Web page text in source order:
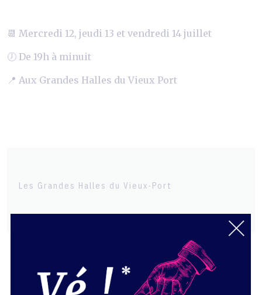
📆 Mercredi 12, jeudi 13 et vendredi 14 juillet
🕖 De 19h à minuit
📍 Aux Grandes Halles du Vieux Port
Les Grandes Halles du Vieux-Port